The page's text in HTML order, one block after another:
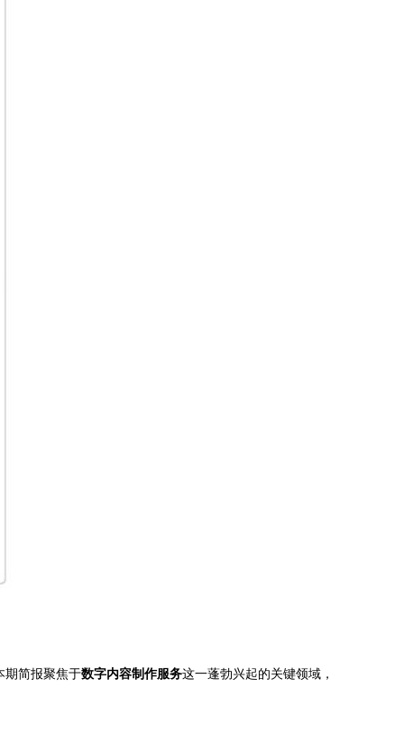
期简报聚焦于数字内容制作服务这一蓬勃兴起的关键领域，